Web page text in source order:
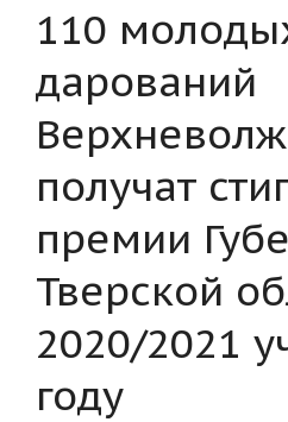
110
дарований
получат
премии
Тверской
2020/2021
году